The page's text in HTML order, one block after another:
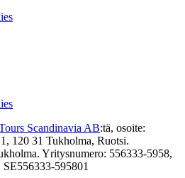
Scandinavia AB:tä, osoite:
120 31 Tukholma, Ruotsi.
Yritysnumero: 556333-5958,
595801